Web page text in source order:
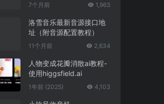
7个月前 1,963
洛雪音乐最新音源接口地
址（附音源配置教程）
11个月前 2,634
人物变成花瓣消散ai教程-
使用higgsfield.ai
1年前 (2025) 4,103